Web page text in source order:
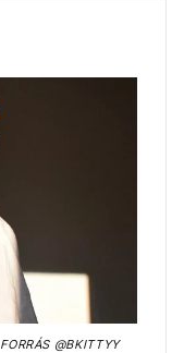
FORRÁS @BKITTYY